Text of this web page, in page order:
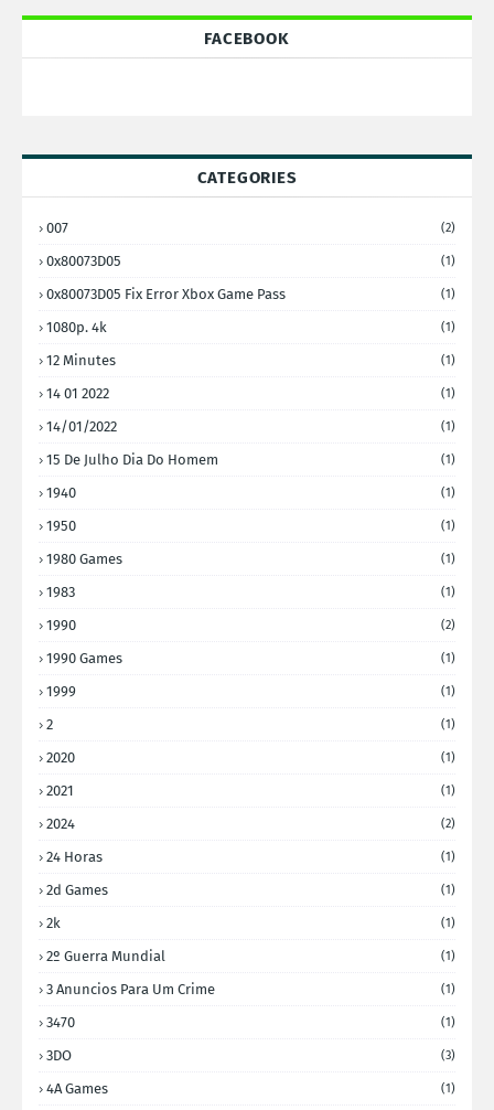
FACEBOOK
CATEGORIES
007 (2)
0x80073D05 (1)
0x80073D05 Fix Error Xbox Game Pass (1)
1080p. 4k (1)
12 Minutes (1)
14 01 2022 (1)
14/01/2022 (1)
15 De Julho Dia Do Homem (1)
1940 (1)
1950 (1)
1980 Games (1)
1983 (1)
1990 (2)
1990 Games (1)
1999 (1)
2 (1)
2020 (1)
2021 (1)
2024 (2)
24 Horas (1)
2d Games (1)
2k (1)
2º Guerra Mundial (1)
3 Anuncios Para Um Crime (1)
3470 (1)
3DO (3)
4A Games (1)